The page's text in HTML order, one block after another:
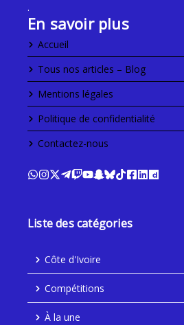
.
En savoir plus
Accueil
Tous nos articles – Blog
Mentions légales
Politique de confidentialité
Contactez-nous
Liste des catégories
Côte d'Ivoire
Compétitions
À la une